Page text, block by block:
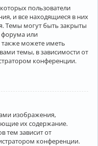
пользователи
и все находящиеся в них
Темы могут быть закрыты
или
можете иметь
темы, в зависимости от
конференции.
изображения,
их содержание.
тем зависит от
конференции.